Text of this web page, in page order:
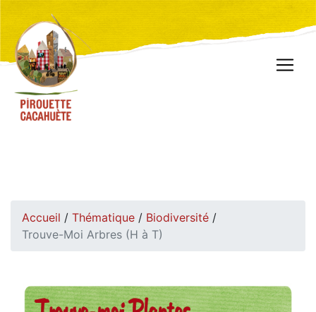
Accueil / Thématique / Biodiversité /
Trouve-Moi Arbres (H à T)